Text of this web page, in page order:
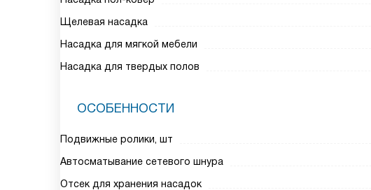
Щелевая насадка
Насадка для мягкой мебели
Насадка для твердых полов
ОСОБЕННОСТИ
Подвижные ролики, шт
Автосматывание сетевого шнура
Отсек для хранения насадок